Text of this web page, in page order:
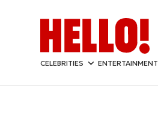
CELEBRITIES ENTERTAINMENT